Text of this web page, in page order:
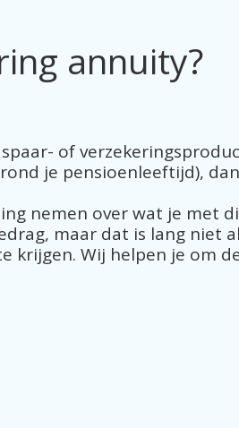
annuity?
of
je pensioenleeftijd),
nemen over wat je met
maar dat is lang niet
krijgen. Wij helpen je om